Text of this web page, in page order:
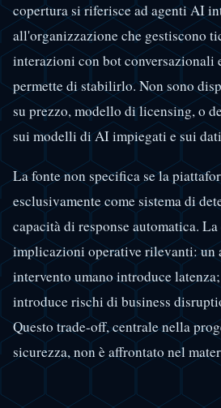
copertura si riferisce ad agenti AI
all'organizzazione che gestiscono
interazioni con bot conversazionali
permette di stabilirlo. Non sono
su prezzo, modello di licensing, o
sui modelli di AI impiegati e sui
La fonte non specifica se la
esclusivamente come sistema di
capacità di response automatica.
implicazioni operative rilevanti: un
intervento umano introduce
introduce rischi di business
Questo trade-off, centrale nella
sicurezza, non è affrontato nel